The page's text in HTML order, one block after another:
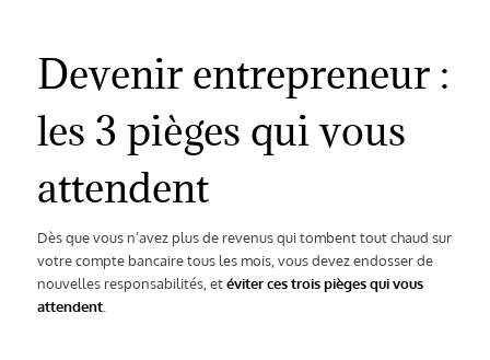
Devenir entrepreneur :
les 3 pièges qui vous
attendent
Dès que vous n’avez plus de revenus qui tombent tout chaud sur
votre compte bancaire tous les mois, vous devez endosser de
nouvelles responsabilités, etéviter ces trois pièges qui vous
attendent.